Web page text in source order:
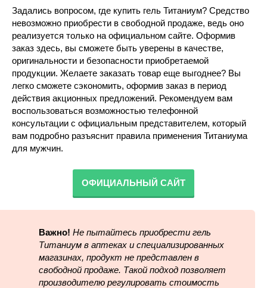
Задались вопросом, где купить гель Титаниум? Средство
невозможно приобрести в свободной продаже, ведь оно
реализуется только на официальном сайте. Оформив
заказ здесь, вы сможете быть уверены в качестве,
оригинальности и безопасности приобретаемой
продукции. Желаете заказать товар еще выгоднее? Вы
легко сможете сэкономить, оформив заказ в период
действия акционных предложений. Рекомендуем вам
воспользоваться возможностью телефонной
консультации с официальным представителем, который
вам подробно разъяснит правила применения Титаниума
для мужчин.
ОФИЦИАЛЬНЫЙ САЙТ
Важно! Не пытайтесь приобрести гель
Титаниум в аптеках и специализированных
магазинах, продукт не представлен в
свободной продаже. Такой подход позволяет
производителю регулировать стоимость